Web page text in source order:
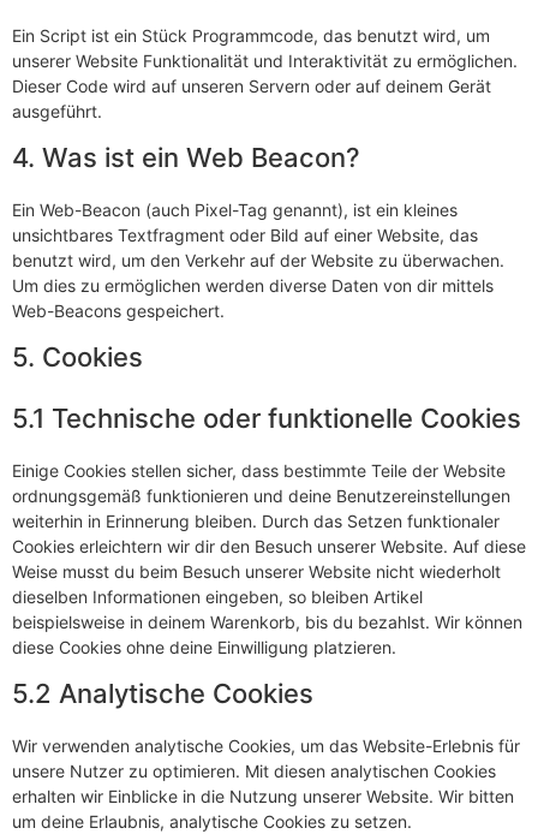
Ein Script ist ein Stück Programmcode, das benutzt wird, um
unserer Website Funktionalität und Interaktivität zu ermöglichen.
Dieser Code wird auf unseren Servern oder auf deinem Gerät
ausgeführt.
4. Was ist ein Web Beacon?
Ein Web-Beacon (auch Pixel-Tag genannt), ist ein kleines
unsichtbares Textfragment oder Bild auf einer Website, das
benutzt wird, um den Verkehr auf der Website zu überwachen.
Um dies zu ermöglichen werden diverse Daten von dir mittels
Web-Beacons gespeichert.
5. Cookies
5.1 Technische oder funktionelle Cookies
Einige Cookies stellen sicher, dass bestimmte Teile der Website
ordnungsgemäß funktionieren und deine Benutzereinstellungen
weiterhin in Erinnerung bleiben. Durch das Setzen funktionaler
Cookies erleichtern wir dir den Besuch unserer Website. Auf diese
Weise musst du beim Besuch unserer Website nicht wiederholt
dieselben Informationen eingeben, so bleiben Artikel
beispielsweise in deinem Warenkorb, bis du bezahlst. Wir können
diese Cookies ohne deine Einwilligung platzieren.
5.2 Analytische Cookies
Wir verwenden analytische Cookies, um das Website-Erlebnis für
unsere Nutzer zu optimieren. Mit diesen analytischen Cookies
erhalten wir Einblicke in die Nutzung unserer Website. Wir bitten
um deine Erlaubnis, analytische Cookies zu setzen.